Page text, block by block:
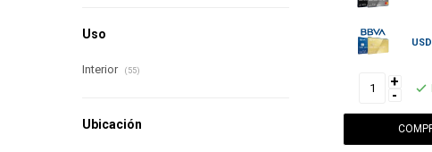
USD
+
-
Uso
Interior (55)
Ubicación